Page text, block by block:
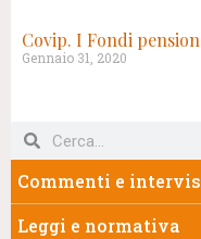
Covip. I Fondi
Gennaio 31, 2020
Commenti e
Leggi e normativa